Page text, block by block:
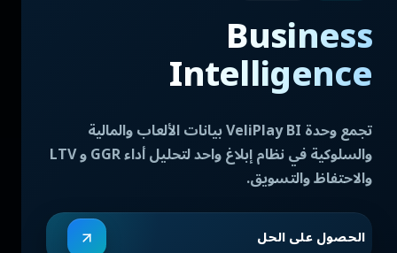
Business
Intelligence
تجمع وحدة VeliPlay BI بيانات الألعاب والمالية
والسلوكية في نظام إبلاغ واحد لتحليل أداء GGR و LTV
والاحتفاظ والتسويق.
الحصول على الحل